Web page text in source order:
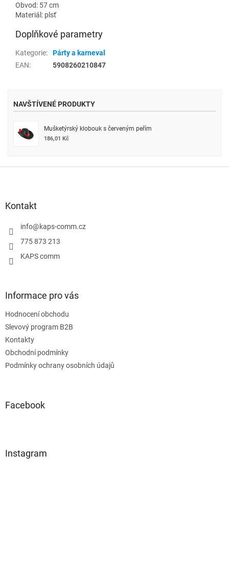
Obvod: 57 cm
Materiál: plsť
Doplňkové parametry
Kategorie:
Párty a karneval
EAN: 5908260210847
NAVŠTÍVENÉ PRODUKTY
Mušketýrský klobouk s červeným peřím
186,01 Kč
Kontakt
info@kaps-comm.cz
775 873 213
KAPS comm
Informace pro vás
Hodnocení obchodu
Slevový program B2B
Kontakty
Obchodní podmínky
Podmínky ochrany osobních údajů
Facebook
Instagram